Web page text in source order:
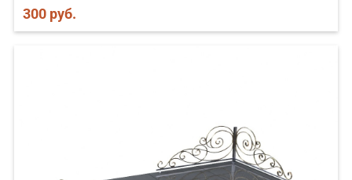
300 руб.